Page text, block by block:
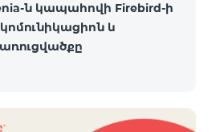
ն կապահովի Firebird-ի
և